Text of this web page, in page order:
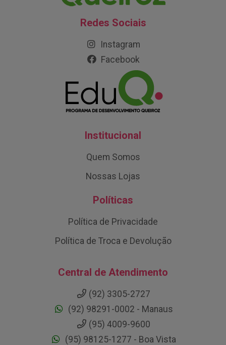
Redes Sociais
Instagram
Facebook
Institucional
Quem Somos
Nossas Lojas
Políticas
Política de Privacidade
Política de Troca e Devolução
Central de Atendimento
(92) 3305-2727
(92) 98291-0002 - Manaus
(95) 4009-9600
(95) 98125-1277 - Boa Vista